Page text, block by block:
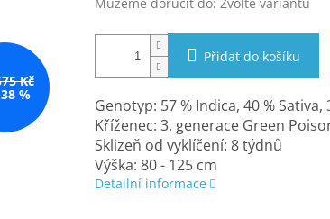
Kč
%
Můžeme doručit do: Zvolte variantu
Přidat do košíku
Genotyp: 57 % Indica, 40 % Sativa,
Kříženec: 3. generace Green
Sklizeň od vyklíčení: 8 týdnů
Výška: 80 - 125 cm
Detailní informace